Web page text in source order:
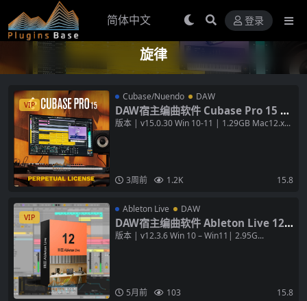
登录
旋律
VIP
Cubase/Nuendo DAW
DAW宿主编曲软件 Cubase Pro 15 v1
5.0.30 [WiN+MAC] 数字音频工作站
版本 | v15.0.30 Win 10-11 | 1.29GB Mac12.x...
3周前 1.2K 15.8
VIP
Ableton Live DAW
DAW宿主编曲软件 Ableton Live 12 S
uite v12.3.6 [WiN+MAC] 数字音频工
版本 | v12.3.6 Win 10 – Win11| 2.95G...
5月前 103 15.8